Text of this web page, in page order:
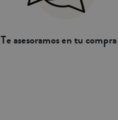
Te asesoramos en tu compra